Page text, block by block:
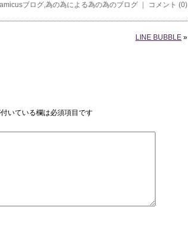
amicusブログ,為の為による為の為のブログ コメント (0)
LINE BUBBLE »
いている欄は必須項目です